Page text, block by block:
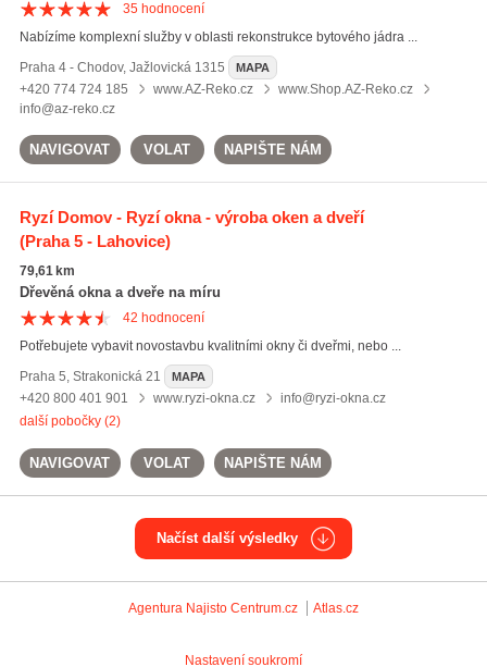
35hodnocení
Nabízíme komplexní služby v oblasti rekonstrukce bytového jádra ...
Praha 4 - Chodov, Jažlovická 1315 MAPA
+420 774 724 185 www.AZ-Reko.cz
www.Shop.AZ-Reko.cz
info@az-reko.cz
NAVIGOVAT VOLAT NAPIŠTE NÁM
Ryzí Domov - Ryzí okna - výroba oken a dveří
(Praha 5 - Lahovice)
79,61 km
Dřevěná okna a dveře na míru
42 hodnocení
Potřebujete vybavit novostavbu kvalitními okny či dveřmi, nebo ...
Praha 5, Strakonická 21 MAPA
+420 800 401 901 www.ryzi-okna.cz
info@ryzi-okna.cz
další pobočky (2)
NAVIGOVAT VOLAT NAPIŠTE NÁM
Načíst další výsledky
Agentura Najisto Centrum.cz Atlas.cz
Nastavení soukromí